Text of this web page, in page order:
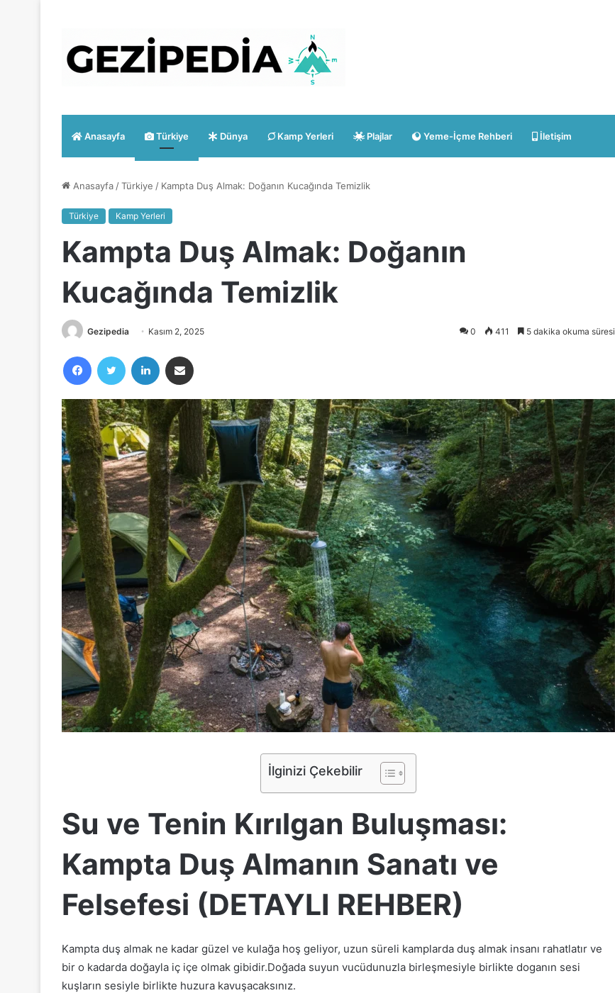
Anasayfa Türkiye Dünya Kamp Yerleri Plajlar Yeme-İçme Rehberi İletişim
Anasayfa /Türkiye / Kampta Duş Almak: Doğanın Kucağında Temizlik
Türkiye Kamp Yerleri
Kampta Duş Almak: Doğanın
Kucağında Temizlik
Gezipedia Kasım 2, 2025 0 411 5 dakika okuma süresi
FacebookTwitter LinkedIn
İlginizi Çekebilir
Su ve Tenin Kırılgan Buluşması:
Kampta Duş Almanın Sanatı ve
Felsefesi (DETAYLI REHBER)
Kampta duş almak ne kadar güzel ve kulağa hoş geliyor, uzun süreli kamplarda duş almak insanı rahatlatır ve
bir o kadarda doğayla iç içe olmak gibidir.Doğada suyun vucüdunuzla birleşmesiyle birlikte doganın sesi
kuşların sesiyle birlikte huzura kavuşacaksınız.